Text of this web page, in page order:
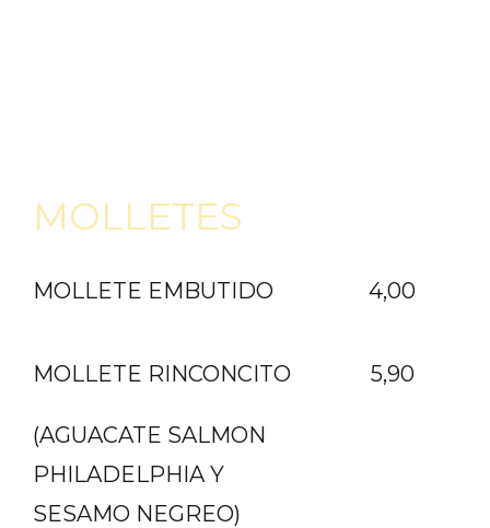
MOLLETES
MOLLETE EMBUTIDO 4,00
MOLLETE RINCONCITO
(AGUACATE SALMON
PHILADELPHIA Y
SESAMO NEGREO)
5,90